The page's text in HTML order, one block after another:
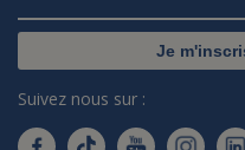
Je
Suivez nous sur :